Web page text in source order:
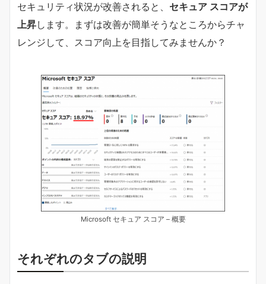
セキュリティ状況が改善されると、 セキュア スコアが
上昇します。まずは改善が簡単そうなところからチャ
レンジして、スコア向上を目指してみませんか？
Microsoft セキュア スコア – 概要
それぞれのタブの説明